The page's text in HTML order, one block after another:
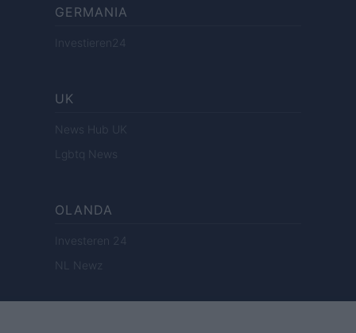
GERMANIA
Investieren24
UK
News Hub UK
Lgbtq News
OLANDA
Investeren 24
NL Newz